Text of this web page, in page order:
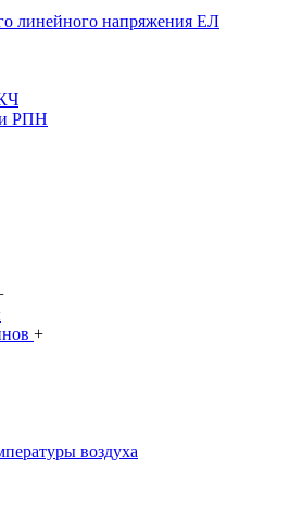
линейного напряжения ЕЛ
РПН
+
воздуха